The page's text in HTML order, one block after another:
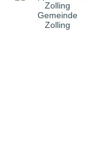
Gemeinde
Zolling